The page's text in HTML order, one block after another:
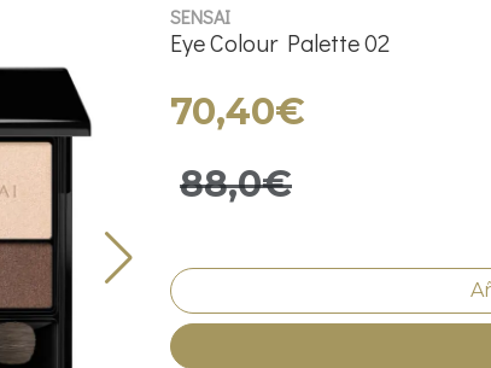
SENSAI
Eye Colour Palette 02
70,40€
88,0€